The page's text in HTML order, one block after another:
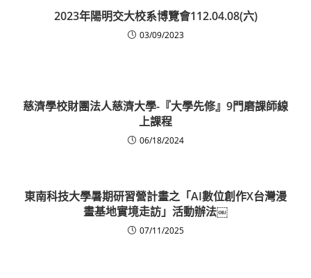
2023年陽明交大校系博覽會112.04.08(六)
03/09/2023
慈濟學校財團法人慈濟大學-『大學先修』9門磨課師線
上課程
06/18/2024
東南科技大學暑期研習營計畫之「AI數位創作X台灣漫
畫基地實境走訪」活動辦法￼
07/11/2025